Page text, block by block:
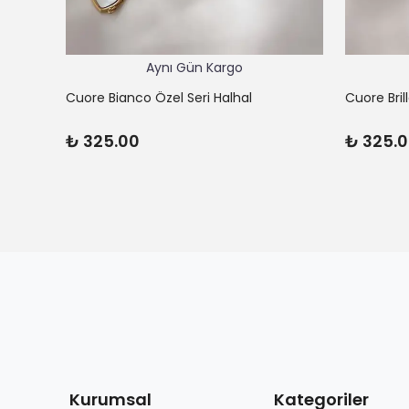
Aynı Gün Kargo
Cuore Bianco Özel Seri Halhal
₺ 325.00
Cuore
₺
Kurumsal Kategoriler